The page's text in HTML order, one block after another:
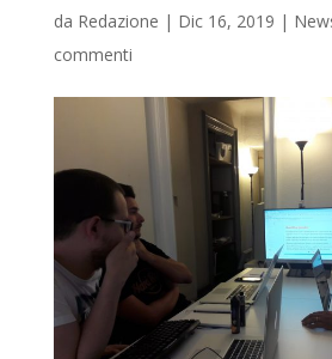
da Redazione | Dic 16, 2019 |
commenti